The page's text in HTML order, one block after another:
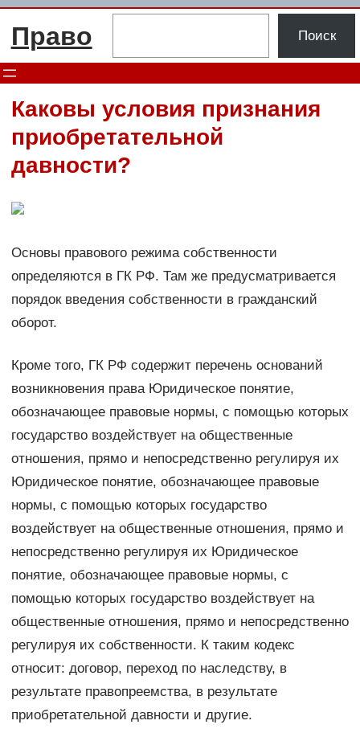
Перейти
Право Поиск
Каковы условия признания
приобретательной
давности?
Основы правового режима собственности
определяются в ГК РФ. Там же предусматривается
порядок введения собственности в гражданский
оборот.
Кроме того, ГК РФ содержит перечень оснований
возникновения права Юридическое понятие,
обозначающее правовые нормы, с помощью которых
государство воздействует на общественные
отношения, прямо и непосредственно регулируя их
Юридическое понятие, обозначающее правовые
нормы, с помощью которых государство
воздействует на общественные отношения, прямо и
непосредственно регулируя их Юридическое
понятие, обозначающее правовые нормы, с
помощью которых государство воздействует на
общественные отношения, прямо и непосредственно
регулируя их собственности. К таким кодекс
относит: договор, переход по наследству, в
результате правопреемства, в результате
приобретательной давности и другие.